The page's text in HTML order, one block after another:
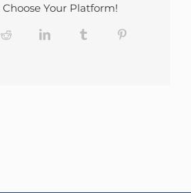
Choose Your Platform!
Reddit LinkedIn Tumblr